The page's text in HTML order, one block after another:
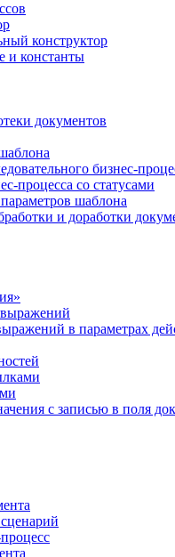
конструктор
и константы
документов
бизнес-
процесса со статусами
шаблона
и доработки
в параметрах
с записью в поля